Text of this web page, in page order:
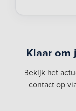
Klaar om
Bekijk het
contact op